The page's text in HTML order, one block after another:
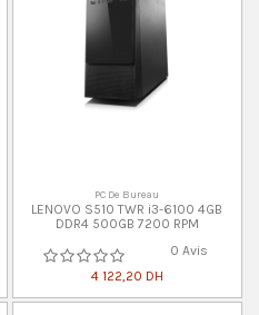
PC De Bureau
LENOVO S510 TWR i3-6100 4GB
DDR4 500GB 7200 RPM
0 Avis
4 122,20 DH